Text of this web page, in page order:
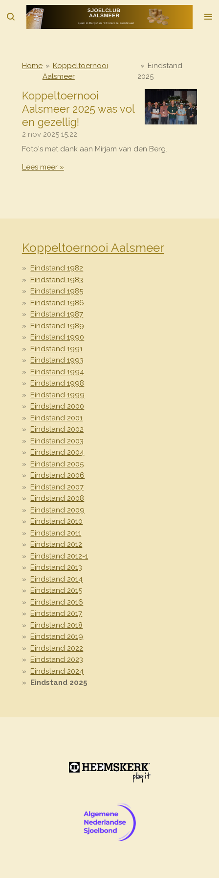
direct
Home » Koppeltoernooi
Aalsmeer
» Eindstand
2025
Koppeltoernooi
Aalsmeer 2025 was vol
en gezellig!
2 nov 2025 15:22
Foto's met dank aan Mirjam van den Berg.
Lees meer »
Koppeltoernooi Aalsmeer
Eindstand 1982
Eindstand 1983
Eindstand 1985
Eindstand 1986
Eindstand 1987
Eindstand 1989
Eindstand 1990
Eindstand 1991
Eindstand 1993
Eindstand 1994
Eindstand 1998
Eindstand 1999
Eindstand 2000
Eindstand 2001
Eindstand 2002
Eindstand 2003
Eindstand 2004
Eindstand 2005
Eindstand 2006
Eindstand 2007
Eindstand 2008
Eindstand 2009
Eindstand 2010
Eindstand 2011
Eindstand 2012
Eindstand 2012-1
Eindstand 2013
Eindstand 2014
Eindstand 2015
Eindstand 2016
Eindstand 2017
Eindstand 2018
Eindstand 2019
Eindstand 2022
Eindstand 2023
Eindstand 2024
Eindstand 2025